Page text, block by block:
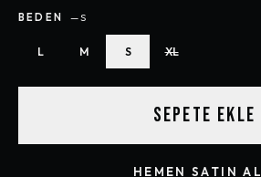
BEDEN —S
L M S XL
SEPETE EKLE
HEMEN SATIN AL